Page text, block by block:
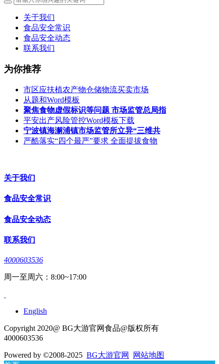
关于我们
食品安全常识
食品安全动态
联系我们
为你推荐
市区应扶植农产物仓储物流买卖市场
从题和Word模板
聚焦食物虚假标识等问题 市场监管总局指
平安出产风险管控Word模板下载
宁波镇海澥浦镇市场监管所立异“三维共
严酷落实“四个最严”要求 全面提拔食物
关于我们
食品安全常识
食品安全动态
联系我们
4000603536
周一至周六：8:00~17:00
English
Copyright 2020@ BG大游官网食品@版权所有
4000603536
Powered by ©2008-2025 BG大游官网
网站地图